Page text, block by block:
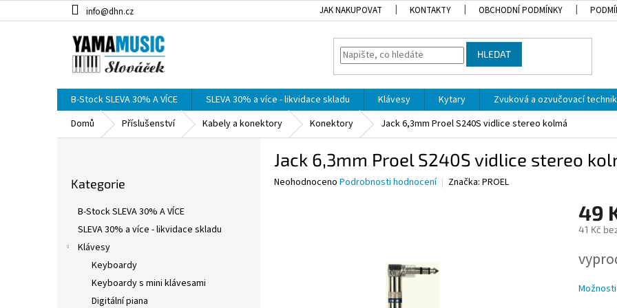
na
info@dhn.cz JAK NAKUPOVAT KONTAKTY OBCHODNÍ PODMÍNKY
HLEDAT
B-Stock SLEVA 30% A VÍCE SLEVA 30% a více - likvidace skladu Klávesy Kytary Zvuková a ozvučovací
Domů
Příslušenství Kabely a konektory Konektory Jack 6,3mm Proel S240S vidlice stereo kolmá
kategorie
Kategorie
B-Stock SLEVA 30% A VÍCE
SLEVA 30% a více - likvidace skladu
Klávesy
Keyboardy
Keyboardy s mini klávesami
Digitální piana
Jack 6,3mm Proel S240S vidlice stereo
Průměrné
Neohodnoceno Podrobnosti hodnocení Značka: PROEL
49
41 Kč
cena: